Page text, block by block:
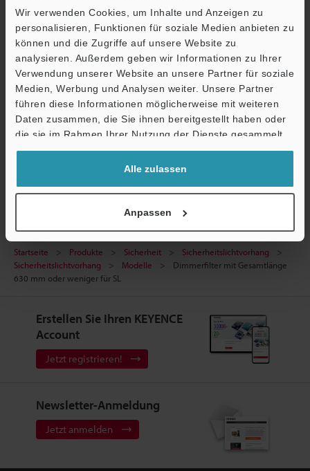
Wir verwenden Cookies, um Inhalte und Anzeigen zu
personalisieren, Funktionen für soziale Medien anbieten zu
können und die Zugriffe auf unsere Website zu
analysieren. Außerdem geben wir Informationen zu Ihrer
Verwendung unserer Website an unsere Partner für soziale
Medien, Werbung und Analysen weiter. Unsere Partner
führen diese Informationen möglicherweise mit weiteren
Daten zusammen, die Sie ihnen bereitgestellt haben oder
die sie im Rahmen Ihrer Nutzung der Dienste gesammelt
haben.
Alle zulassen
Anpassen
Technische Leitfäden
Datenblatt (PDF)
Handbücher
Sicherheitslichtvorhang
Startseite Produkte Sicherheit
Sicherheitslichtvorhang
Sicherheitslichtvorhang
Modelle
Dimmerfilter mit Gesamtlänge
630 mm oder weniger für SL
Erstellen Sie Ihren KEYENCE
Account
Jetzt registrieren!
Newsletter-Anmeldung
Jetzt anmelden
Support